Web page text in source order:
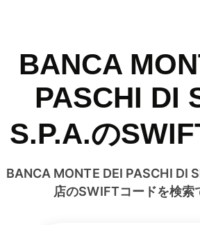
BANCA
PASCHI DI
S.P.A.の
BANCA MONTE DEI PASCHI DI
店のSWIFTコードを検索